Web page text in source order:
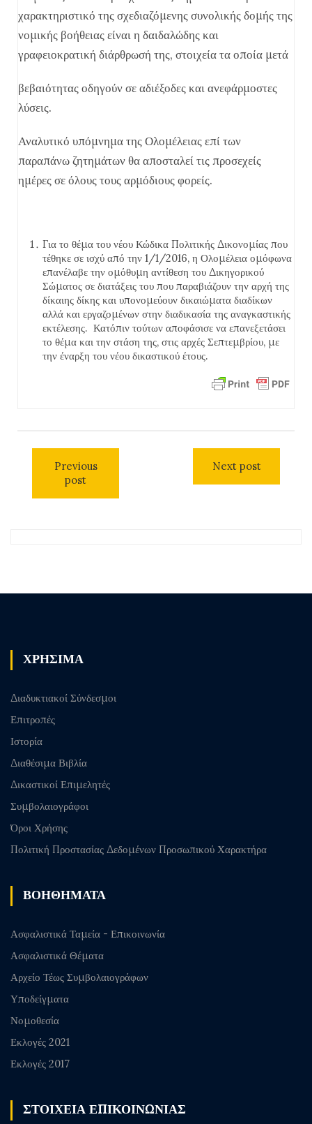
χαρακτηριστικό της σχεδιαζόμενης συνολικής δομής της
νομικής βοήθειας είναι η δαιδαλώδης και
γραφειοκρατική διάρθρωσή της, στοιχεία τα οποία μετά
βεβαιότητας οδηγούν σε αδιέξοδες και ανεφάρμοστες
λύσεις.
Αναλυτικό υπόμνημα της Ολομέλειας επί των
παραπάνω ζητημάτων θα αποσταλεί τις προσεχείς
ημέρες σε όλους τους αρμόδιους φορείς.
Για το θέμα του νέου Κώδικα Πολιτικής Δικονομίας που
τέθηκε σε ισχύ από την 1/1/2016, η Ολομέλεια ομόφωνα
επανέλαβε την ομόθυμη αντίθεση του Δικηγορικού
Σώματος σε διατάξεις του που παραβιάζουν την αρχή της
δίκαιης δίκης και υπονομεύουν δικαιώματα διαδίκων
αλλά και εργαζομένων στην διαδικασία της αναγκαστικής
εκτέλεσης. Κατόπιν τούτων αποφάσισε να επανεξετάσει
το θέμα και την στάση της, στις αρχές Σεπτεμβρίου, με
την έναρξη του νέου δικαστικού έτους.
Previous
post
Next post
ΧΡΗΣΙΜΑ
Διαδυκτιακοί Σύνδεσμοι
Επιτροπές
Ιστορία
Διαθέσιμα Βιβλία
Δικαστικοί Επιμελητές
Συμβολαιογράφοι
Όροι Χρήσης
Πολιτική Προστασίας Δεδομένων Προσωπικού Χαρακτήρα
ΒΟΗΘΗΜΑΤΑ
Ασφαλιστικά Ταμεία - Επικοινωνία
Ασφαλιστικά Θέματα
Αρχείο Τέως Συμβολαιογράφων
Υποδείγματα
Νομοθεσία
Εκλογές 2021
Εκλογές 2017
ΣΤΟΙΧΕΙΑ ΕΠΙΚΟΙΝΩΝΙΑΣ